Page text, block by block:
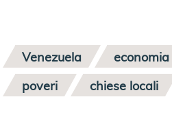
Venezuela economia
poveri
chiese locali